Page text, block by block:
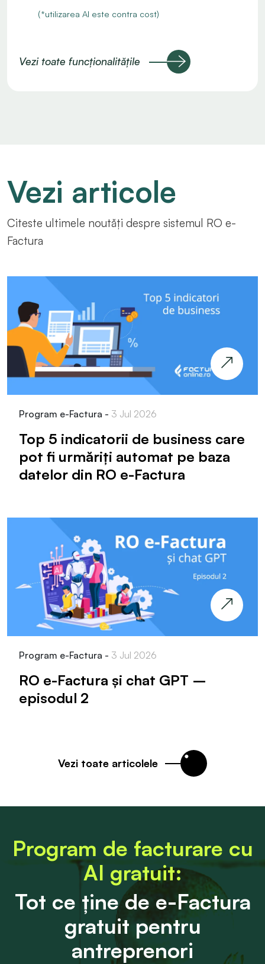
(*utilizarea AI este contra cost)
Vezi toate funcționalitățile
Vezi articole
Citeste ultimele noutăți despre sistemul RO e-
Factura
Program e-Factura - 3 Jul 2026
Top 5 indicatorii de business care
pot fi urmăriți automat pe baza
datelor din RO e-Factura
Program e-Factura - 3 Jul 2026
RO e-Factura și chat GPT –
episodul 2
Vezi toate articolele
Program de facturare cu
AI gratuit:
Tot ce ține de e-Factura
gratuit pentru
antreprenori